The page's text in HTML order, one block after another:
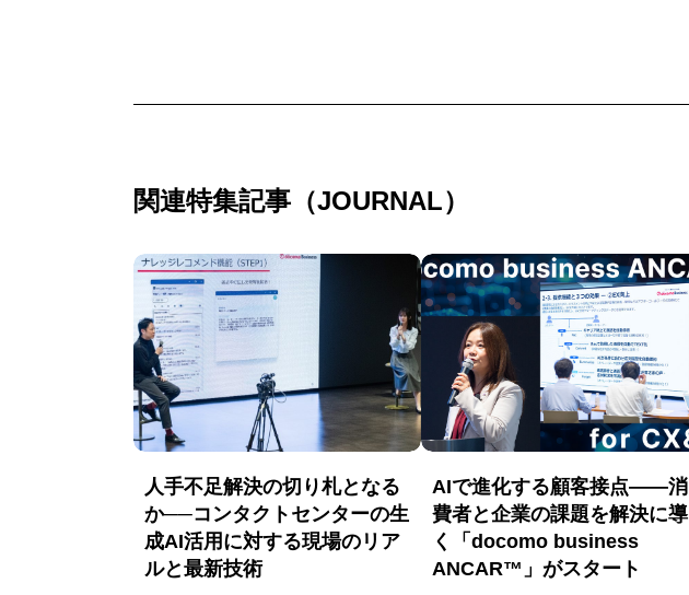
関連特集記事（JOURNAL）
人手不足解決の切り札となる
か──コンタクトセンターの生
成AI活用に対する現場のリア
ルと最新技術
AIで進化する顧客接点――消
費者と企業の課題を解決に導
く「docomo business
ANCAR™」がスタート